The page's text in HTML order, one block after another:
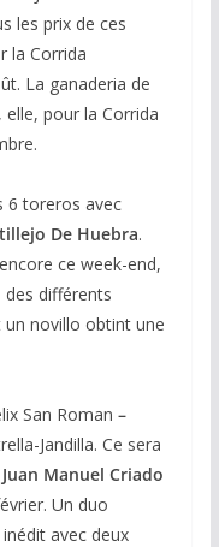
les prix de ces
la Corrida
La ganaderia de
pour la Corrida
6 toreros avec
De Huebra.
ce week-end,
différents
novillo obtint une
San Roman –
Jandilla. Ce sera
Juan Manuel Criado
Un duo
avec deux